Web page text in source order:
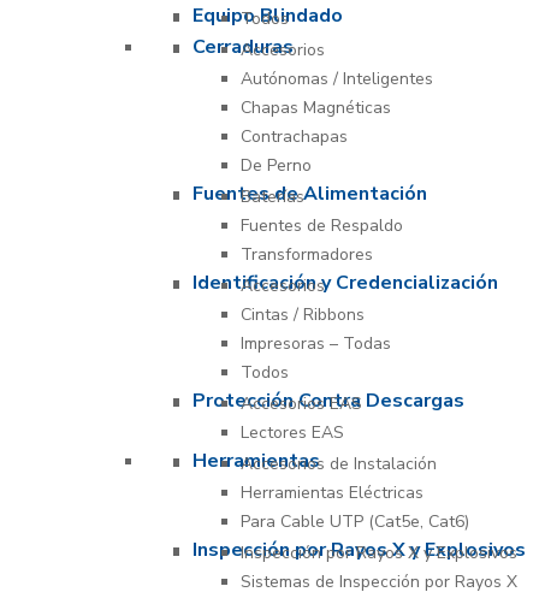
Equipo Blindado
Todos
Cerraduras
Accesorios
Autónomas / Inteligentes
Chapas Magnéticas
Contrachapas
De Perno
Fuentes de Alimentación
Baterías
Fuentes de Respaldo
Transformadores
Identificación y Credencialización
Accesorios
Cintas / Ribbons
Impresoras – Todas
Todos
Protección Contra Descargas
Accesorios EAS
Lectores EAS
Herramientas
Accesorios de Instalación
Herramientas Eléctricas
Para Cable UTP (Cat5e, Cat6)
Inspección por Rayos X y Explosivos
Inspección por Rayos X y Explosivos
Sistemas de Inspección por Rayos X